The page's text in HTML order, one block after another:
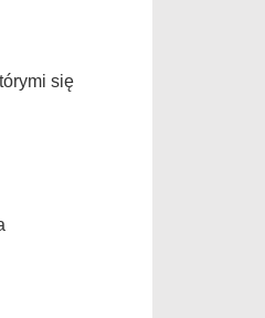
się